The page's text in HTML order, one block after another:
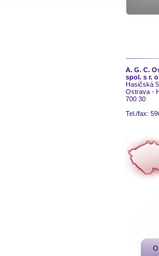
A. G. C.
spol. s r.
Hasičská
Ostrava -
700 30
Tel./fax: